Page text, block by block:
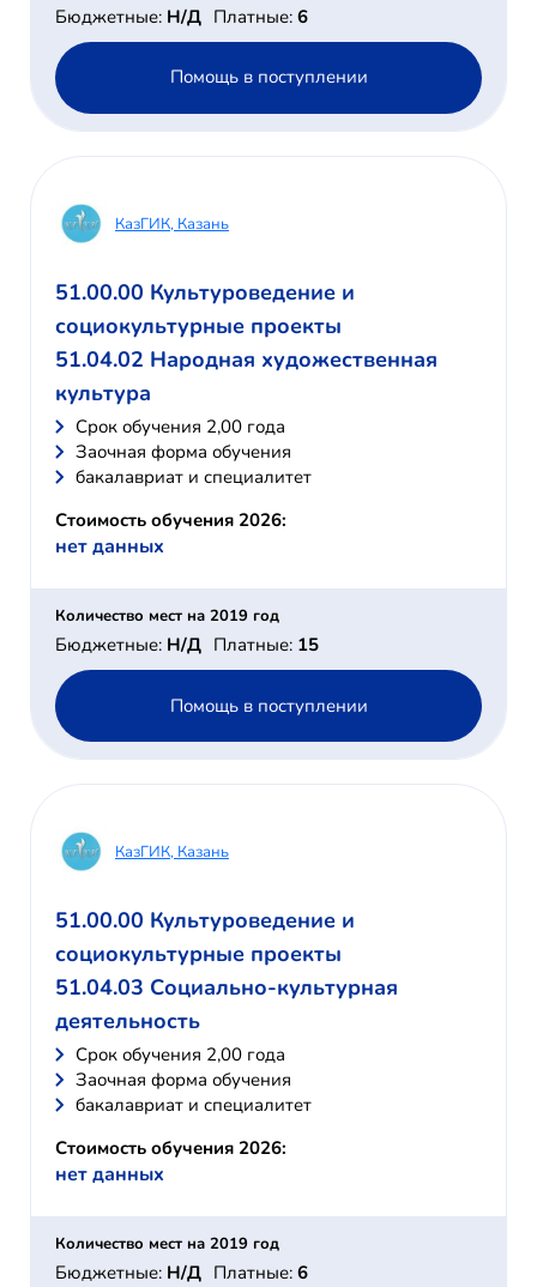
Бюджетные: Н/Д Платные: 6
Помощь в поступлении
КазГИК, Казань
51.00.00 Культуроведение и
социокультурные проекты
51.04.02 Народная художественная
культура
Cрок обучения 2,00 года
Заочная форма обучения
бакалавриат и специалитет
Стоимость обучения 2026:
нет данных
Количество мест на 2019 год
Бюджетные: Н/Д Платные: 15
Помощь в поступлении
КазГИК, Казань
51.00.00 Культуроведение и
социокультурные проекты
51.04.03 Социально-культурная
деятельность
Cрок обучения 2,00 года
Заочная форма обучения
бакалавриат и специалитет
Стоимость обучения 2026:
нет данных
Количество мест на 2019 год
Бюджетные: Н/Д Платные: 6